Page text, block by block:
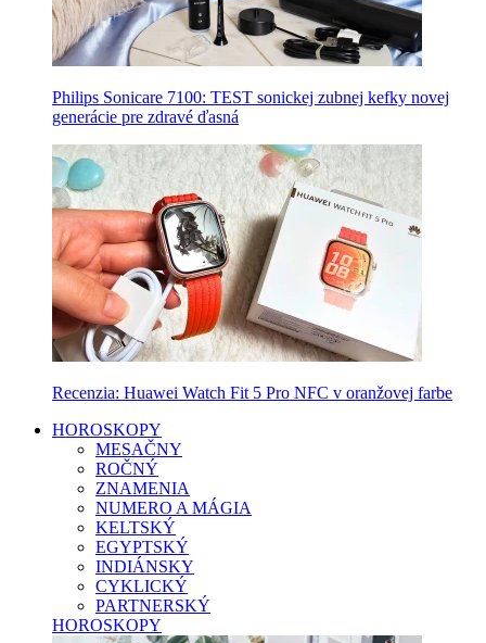
Philips Sonicare 7100: TEST sonickej zubnej kefky novej
generácie pre zdravé ďasná
Recenzia: Huawei Watch Fit 5 Pro NFC v oranžovej farbe
HOROSKOPY
MESAČNY
ROČNÝ
ZNAMENIA
NUMERO A MÁGIA
KELTSKÝ
EGYPTSKÝ
INDIÁNSKY
CYKLICKÝ
PARTNERSKÝ
HOROSKOPY